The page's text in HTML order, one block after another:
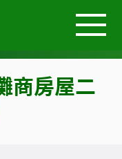
商房屋二